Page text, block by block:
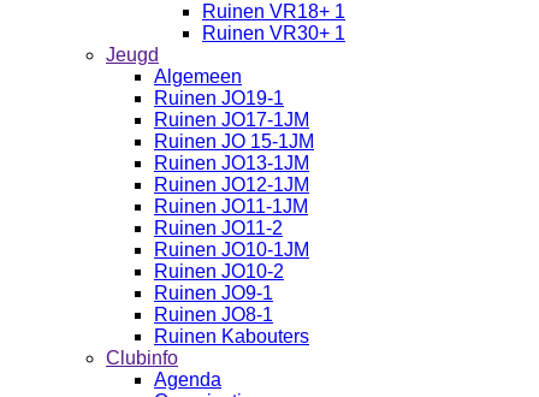
Ruinen VR18+ 1
Ruinen VR30+ 1
Jeugd
Algemeen
Ruinen JO19-1
Ruinen JO17-1JM
Ruinen JO 15-1JM
Ruinen JO13-1JM
Ruinen JO12-1JM
Ruinen JO11-1JM
Ruinen JO11-2
Ruinen JO10-1JM
Ruinen JO10-2
Ruinen JO9-1
Ruinen JO8-1
Ruinen Kabouters
Clubinfo
Agenda